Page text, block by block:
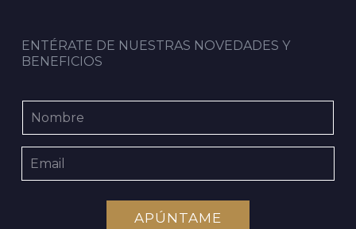
ENTÉRATE DE NUESTRAS NOVEDADES Y
BENEFICIOS
APÚNTAME